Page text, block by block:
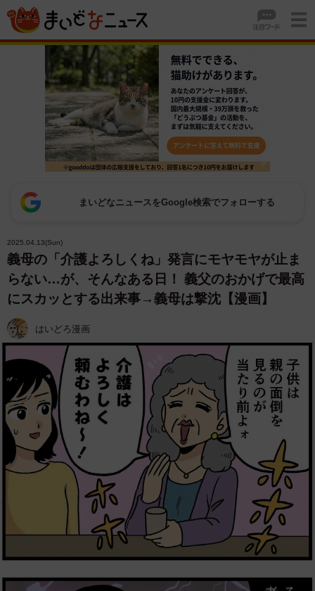
まいどなニュースをGoogle検索でフォローする
2025.04.13(Sun)
義母の「介護よろしくね」発言にモヤモヤが止ま
らない…が、そんなある日！ 義父のおかげで最高
にスカッとする出来事→義母は撃沈【漫画】
はいどろ漫画